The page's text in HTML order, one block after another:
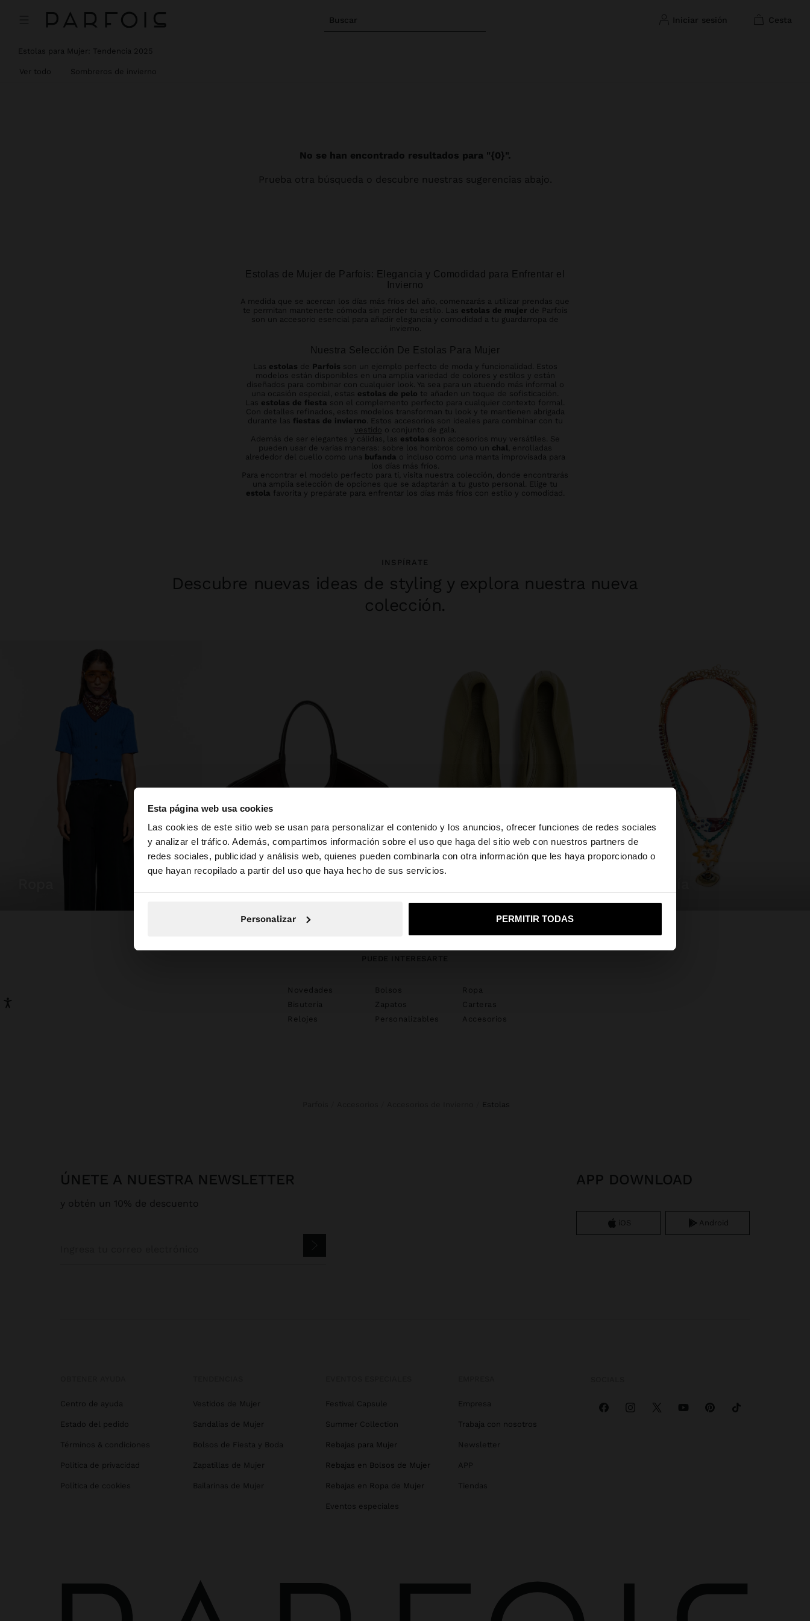
Esta página web usa cookies
Las cookies de este sitio web se usan para personalizar el contenido y los anuncios, ofrecer funciones de redes sociales
y analizar el tráfico. Además, compartimos información sobre el uso que haga del sitio web con nuestros partners de
redes sociales, publicidad y análisis web, quienes pueden combinarla con otra información que les haya proporcionado o
que hayan recopilado a partir del uso que haya hecho de sus servicios.
Personalizar PERMITIR TODAS
Buscar iniciar sesión cesta
hola ×
Estás accediendo a la web de España. ¿Quieres ir a la web de United States?
No, continuar en la web de España Sí, llévame a United States
Estolas para Mujer: Tendencia 2025
Ver todo Sombreros de invierno
No se han encontrado resultados para "{0}".
Prueba otra búsqueda o descubre nuestras sugerencias abajo.
Estolas de Mujer de Parfois: Elegancia y Comodidad para Enfrentar el
Invierno
A medida que se acercan los días más fríos del año, comenzarás a utilizar prendas que
te permitan mantenerte cómoda sin perder tu estilo. Las estolas de mujer de Parfois
son un accesorio esencial para añadir elegancia y comodidad a tu guardarropa de
invierno.
Nuestra Selección De Estolas Para Mujer
Las estolas de Parfois son un ejemplo perfecto de moda y funcionalidad. Estos
modelos están disponibles en una amplia variedad de colores y estilos y están
diseñados para combinar con cualquier look. Ya sea para un atuendo más informal o
una ocasión especial, estas estolas de pelo te añaden un toque de sofisticación.
Las estolas de fiesta son el complemento perfecto para cualquier contexto formal.
Con detalles refinados, estos modelos transforman tu look y te mantienen abrigada
durante las fiestas de invierno. Estos accesorios son ideales para combinar con tu
vestido o conjunto de gala.
Además de ser elegantes y cálidas, las estolas son accesorios muy versátiles. Se
pueden usar de varias maneras: sobre los hombros como un chal, enrolladas
alrededor del cuello como una bufanda o incluso como una manta improvisada para
los días más fríos.
Para encontrar el modelo perfecto para ti, visita nuestra colección, donde encontrarás
una amplia selección de opciones que se adaptarán a tu gusto personal. Elige tu
estola
favorita y prepárate para enfrentar los días más fríos con estilo y comodidad.
INSPÍRATE
Descubre nuevas ideas de styling y explora nuestra nueva
colección.
Novedades Bolsos
Ropa
Bisutería
Zapatos
Carteras
Relojes
Personalizables Accesorios
estolas
ÚNETE A NUESTRA NEWSLETTER
y obtén un 10% de descuento
APP DOWNLOAD
iOS Android
Centro de ayuda
Estado del pedido
Términos & condiciones
Política de privacidad
Política de cookies
Vestidos de Mujer
Sandalias de Mujer
Bolsos de Fiesta y Boda
Zapatillas de Mujer
Bailarinas de Mujer
Festival Capsule
Summer Collection
Rebajas para Mujer
Rebajas en Bolsos de Mujer
Rebajas en Ropa de Mujer
Eventos especiales
Empresa
Trabaja con nosotros
Newsletter
APP
Tiendas